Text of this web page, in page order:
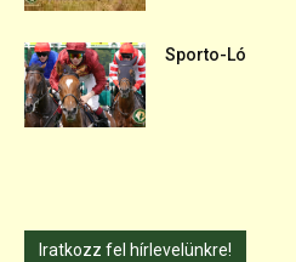
Sporto-Ló
Iratkozz fel hírlevelünkre!